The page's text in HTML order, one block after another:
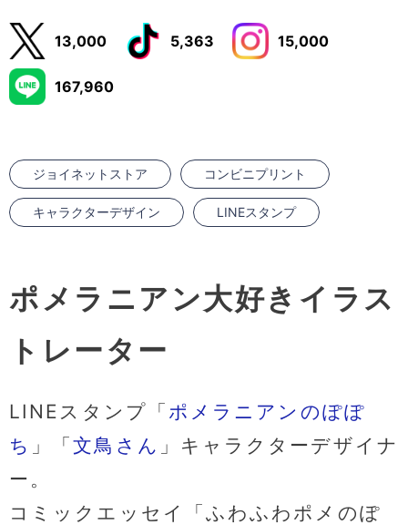
13,000 5,363 15,000
167,960
ジョイネットストア コンビニプリント
キャラクターデザイン LINEスタンプ
ポメラニアン大好きイラス
トレーター
LINEスタンプ「 ポメラニアンのぽぽ
ち 」「文鳥さん 」キャラクターデザイナ
ー。
コミックエッセイ「ふわふわポメのぽ